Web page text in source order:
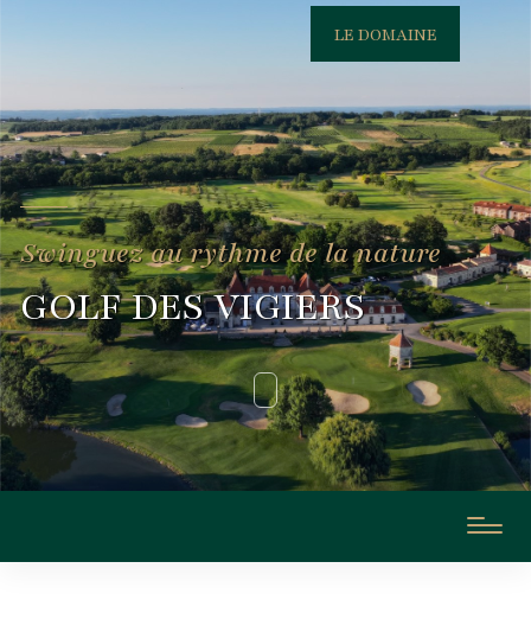
LE DOMAINE
Swinguez au rythme de la nature
GOLF DES VIGIERS